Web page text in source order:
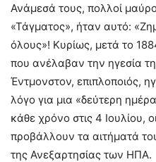
Ανάμεσά τους, πολλοί
«Τάγματος», ήταν αυτό:
όλους»! Κυρίως, μετά το
που ανέλαβαν την ηγεσία
Έντμονστον, επιπλοποιός,
λόγο για μια «δεύτερη
κάθε χρόνο στις 4 Ιουλίου,
προβάλλουν τα αιτήματά
της Ανεξαρτησίας των ΗΠΑ.